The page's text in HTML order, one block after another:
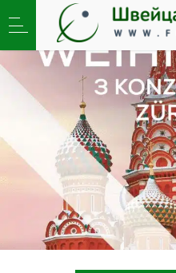
Искусство»
«Русское